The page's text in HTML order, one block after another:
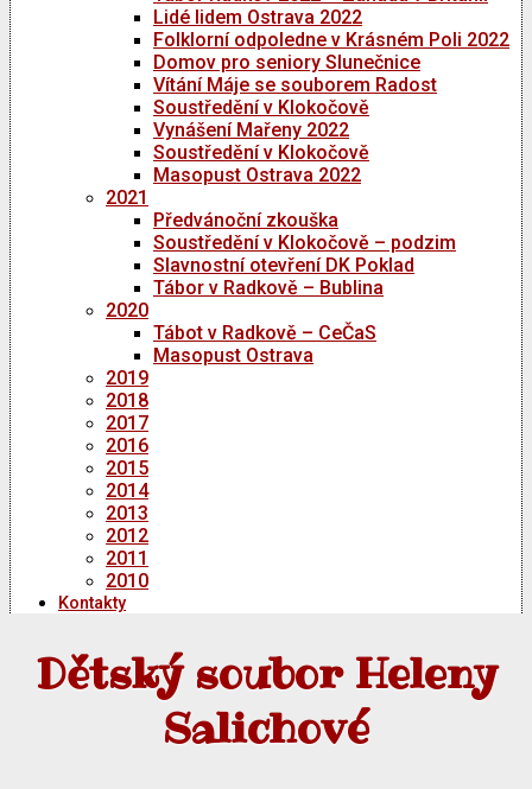
Lidé lidem Ostrava 2022
Folklorní odpoledne v Krásném Poli 2022
Domov pro seniory Slunečnice
Vítání Máje se souborem Radost
Soustředění v Klokočově
Vynášení Mařeny 2022
Soustředění v Klokočově
Masopust Ostrava 2022
2021
Předvánoční zkouška
Soustředění v Klokočově – podzim
Slavnostní otevření DK Poklad
Tábor v Radkově – Bublina
2020
Tábot v Radkově – CeČaS
Masopust Ostrava
2019
2018
2017
2016
2015
2014
2013
2012
2011
2010
Kontakty
Dětský soubor Heleny
Salichové